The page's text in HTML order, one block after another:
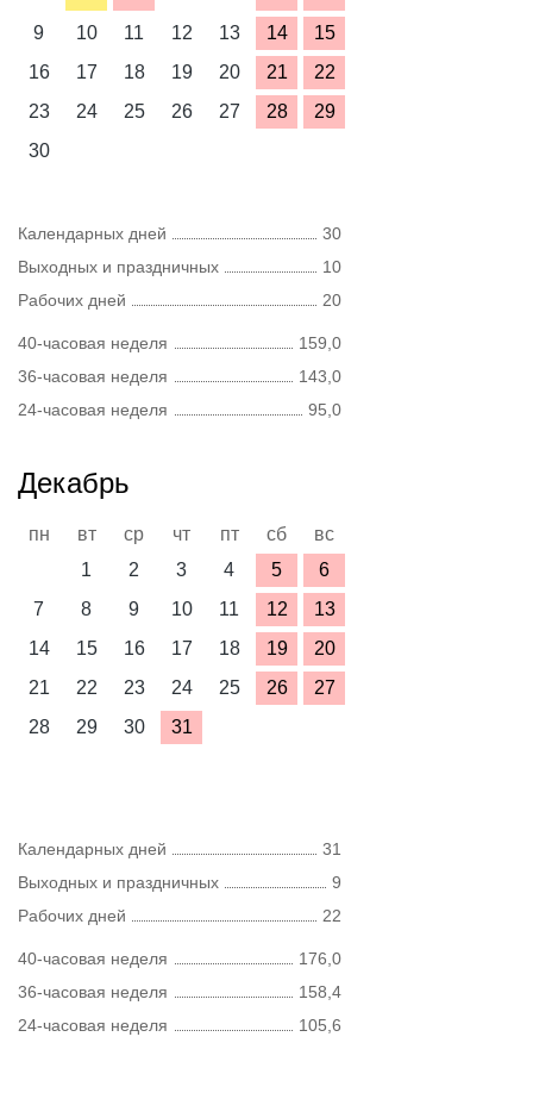
9
10 11 12 13 14
15
16
17 18 19 20 21
22
23
24 25 26 27 28
29
30
Календарных дней
30
Выходных и праздничных
10
Рабочих дней
20
40-часовая неделя
159,0
36-часовая неделя
143,0
24-часовая неделя
95,0
Декабрь
пн вт ср чт пт сб
вс
1
2 3 4 5
6
7
8 9 10 11 12
13
14
15 16 17 18 19
20
21
22 23 24 25 26
27
28
29 30 31
Календарных дней
31
Выходных и праздничных
9
Рабочих дней
22
40-часовая неделя
176,0
36-часовая неделя
158,4
24-часовая неделя
105,6